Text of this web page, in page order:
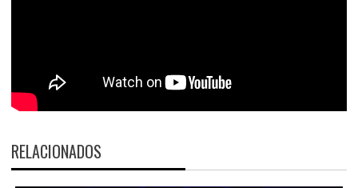
RELACIONADOS